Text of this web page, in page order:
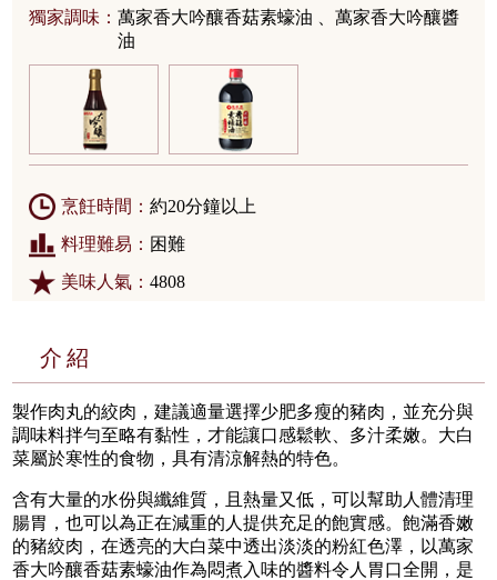
獨家調味：萬家香大吟釀香菇素蠔油 、萬家香大吟釀醬
油
烹飪時間：約20分鐘以上
料理難易： 困難
美味人氣：4808
介紹
製作肉丸的絞肉，建議適量選擇少肥多瘦的豬肉，並充分與
調味料拌勻至略有黏性，才能讓口感鬆軟、多汁柔嫩。大白
菜屬於寒性的食物，具有清涼解熱的特色。
含有大量的水份與纖維質，且熱量又低，可以幫助人體清理
腸胃，也可以為正在減重的人提供充足的飽實感。飽滿香嫩
的豬絞肉，在透亮的大白菜中透出淡淡的粉紅色澤，以萬家
香大吟釀香菇素蠔油作為悶煮入味的醬料令人胃口全開，是